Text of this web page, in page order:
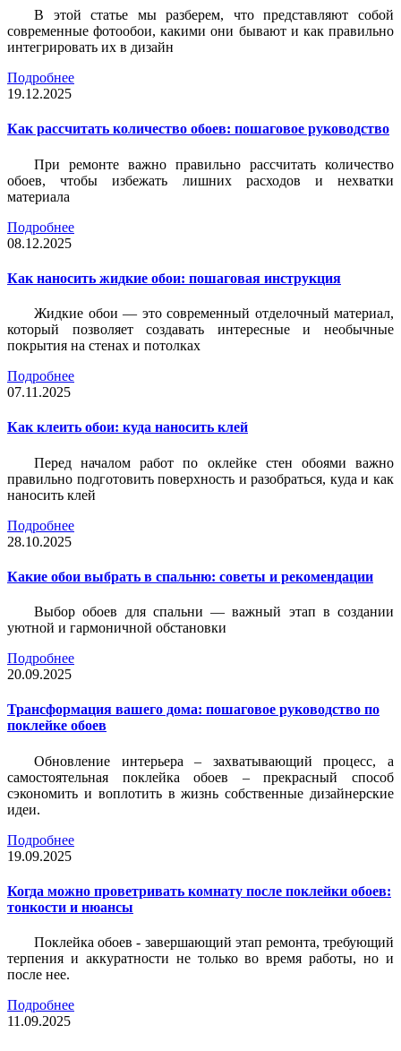
В этой статье мы разберем, что представляют собой
современные фотообои, какими они бывают и как правильно
интегрировать их в дизайн
Подробнее
19.12.2025
Как рассчитать количество обоев: пошаговое руководство
При ремонте важно правильно рассчитать количество
обоев, чтобы избежать лишних расходов и нехватки
материала
Подробнее
08.12.2025
Как наносить жидкие обои: пошаговая инструкция
Жидкие обои — это современный отделочный материал,
который позволяет создавать интересные и необычные
покрытия на стенах и потолках
Подробнее
07.11.2025
Как клеить обои: куда наносить клей
Перед началом работ по оклейке стен обоями важно
правильно подготовить поверхность и разобраться, куда и как
наносить клей
Подробнее
28.10.2025
Какие обои выбрать в спальню: советы и рекомендации
Выбор обоев для спальни — важный этап в создании
уютной и гармоничной обстановки
Подробнее
20.09.2025
Трансформация вашего дома: пошаговое руководство по
поклейке обоев
Обновление интерьера – захватывающий процесс, а
самостоятельная поклейка обоев – прекрасный способ
сэкономить и воплотить в жизнь собственные дизайнерские
идеи.
Подробнее
19.09.2025
Когда можно проветривать комнату после поклейки обоев:
тонкости и нюансы
Поклейка обоев - завершающий этап ремонта, требующий
терпения и аккуратности не только во время работы, но и
после нее.
Подробнее
11.09.2025